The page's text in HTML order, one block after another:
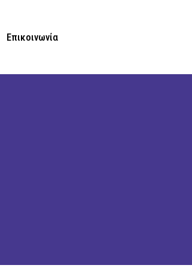
Επικοινωνία